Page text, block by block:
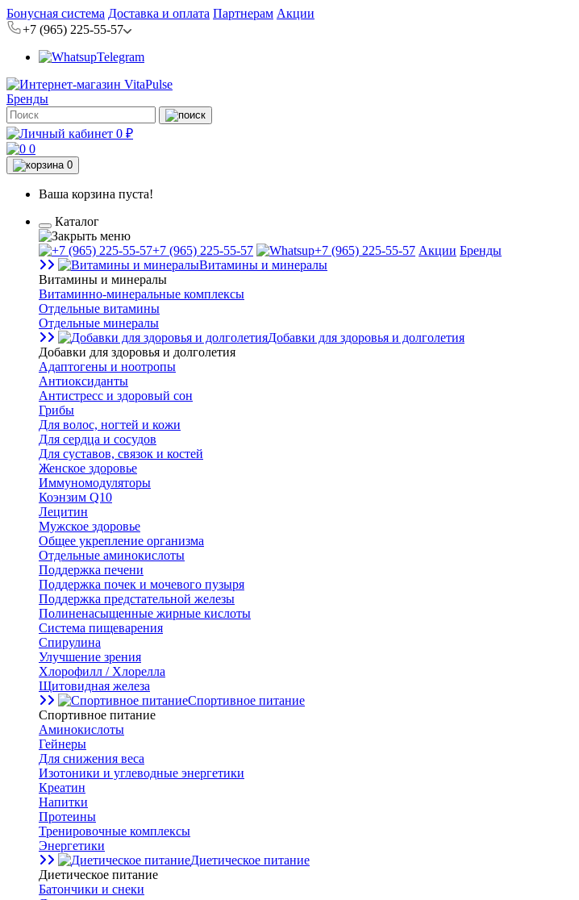
Бонусная система Доставка и оплата Партнерам Акции
+7 (965) 225-55-57
Telegram
Бренды
0 ₽
0
0
Ваша корзина пуста!
Каталог
+7 (965) 225-55-57 +7 (965) 225-55-57 Акции Бренды
Витамины и минералы
Витамины и минералы
Витаминно-минеральные комплексы
Отдельные витамины
Отдельные минералы
Добавки для здоровья и долголетия
Добавки для здоровья и долголетия
Адаптогены и ноотропы
Антиоксиданты
Антистресс и здоровый сон
Грибы
Для волос, ногтей и кожи
Для сердца и сосудов
Для суставов, связок и костей
Женское здоровье
Иммуномодуляторы
Коэнзим Q10
Лецитин
Мужское здоровье
Общее укрепление организма
Отдельные аминокислоты
Поддержка печени
Поддержка почек и мочевого пузыря
Поддержка предстательной железы
Полиненасыщенные жирные кислоты
Система пищеварения
Спирулина
Улучшение зрения
Хлорофилл / Хлорелла
Щитовидная железа
Спортивное питание
Спортивное питание
Аминокислоты
Гейнеры
Для снижения веса
Изотоники и углеводные энергетики
Креатин
Напитки
Протеины
Тренировочные комплексы
Энергетики
Диетическое питание
Диетическое питание
Батончики и снеки